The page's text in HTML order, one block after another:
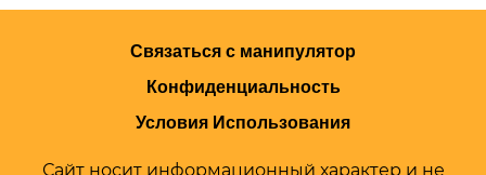
Связаться с манипулятор
Конфиденциальность
Условия Использования
Сайт носит информационный характер и не